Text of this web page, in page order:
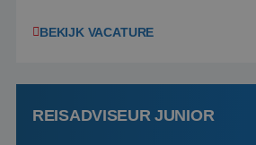
wensen van je team, je klant en
klanten te overtuigen om die
boeken! ...
BEKIJK VACATURE
REISADVISEUR JUNIOR